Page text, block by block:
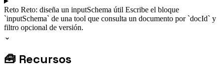
Reto Reto: diseña un inputSchema útil Escribe el bloque
`inputSchema` de una tool que consulta un documento por `docId` y
filtro opcional de versión.
⌄
🧰 Recursos